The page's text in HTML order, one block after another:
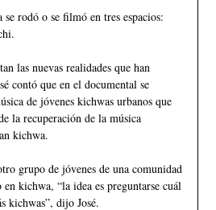
rodó o se filmó en tres espacios:
las nuevas realidades que han
contó que en el documental se
de jóvenes kichwas urbanos que
la recuperación de la música
kichwa.
grupo de jóvenes de una comunidad
kichwa, “la idea es preguntarse cuál
kichwas”, dijo José.